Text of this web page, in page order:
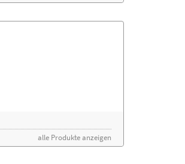
alle Produkte anzeigen